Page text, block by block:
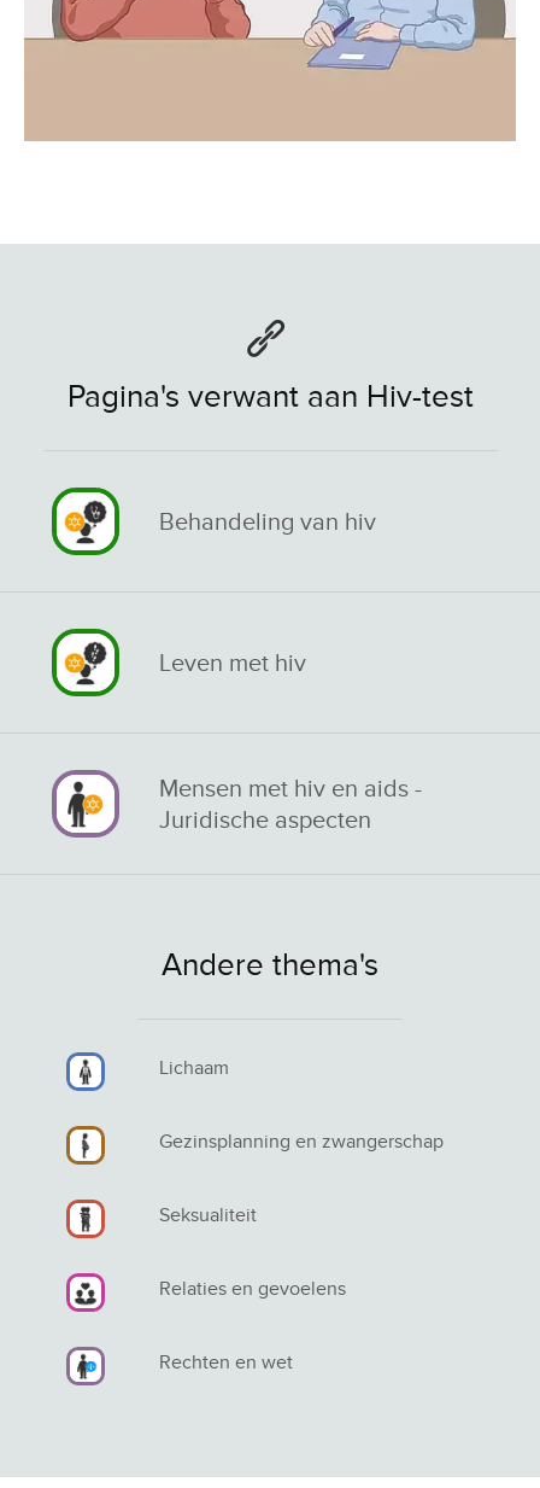
Pagina's verwant aan Hiv-test
Behandeling van hiv
Leven met hiv
Mensen met hiv en aids -
Juridische aspecten
Andere thema's
Lichaam
Gezinsplanning en zwangerschap
Seksualiteit
Relaties en gevoelens
Rechten en wet